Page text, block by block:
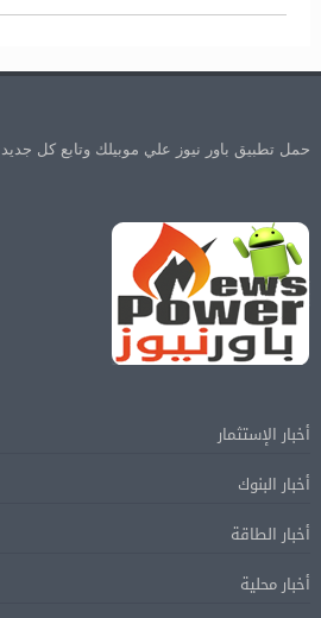
حمل تطبيق باور نيوز علي موبيلك وتابع كل جديد
أخبار الإستثمار
أخبار البنوك
أخبار الطاقة
أخبار محلية